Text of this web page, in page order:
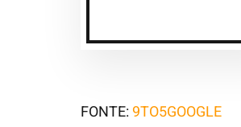
FONTE:9TO5GOOGLE